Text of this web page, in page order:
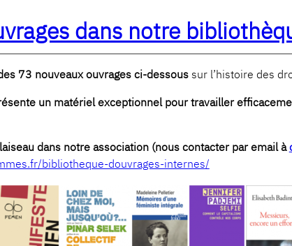
dans notre
73 nouveaux ouvrages ci-dessoussur l’histoire des
un matériel exceptionnel pour travailler
dans notre association (nous contacter par email à
bibliotheque-douvrages-internes/